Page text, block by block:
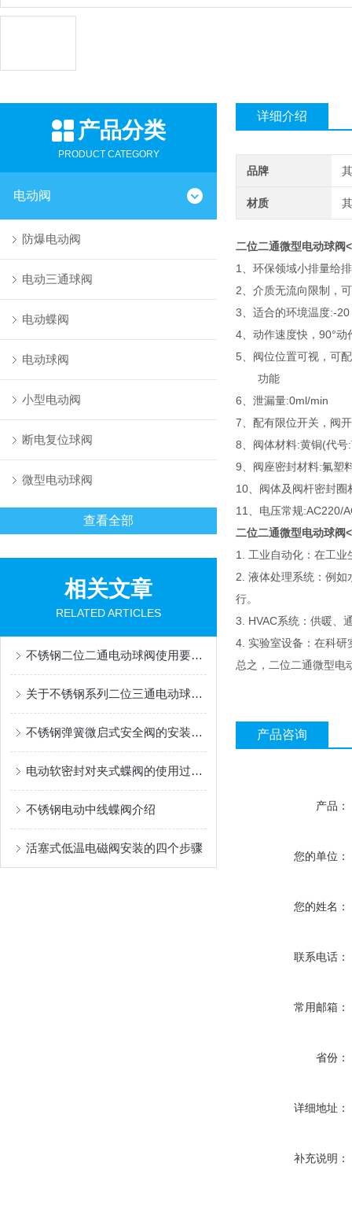
产品分类
PRODUCT CATEGORY
电动阀
防爆电动阀
电动三通球阀
电动蝶阀
电动球阀
小型电动阀
断电复位球阀
微型电动球阀
查看全部
相关文章
RELATED ARTICLES
不锈钢二位二通电动球阀使用要点介绍
关于不锈钢系列二位三通电动球阀使用要点分享
不锈钢弹簧微启式安全阀的安装应符合下列要求
电动软密封对夹式蝶阀的使用过程你知道吗？
不锈钢电动中线蝶阀介绍
活塞式低温电磁阀安装的四个步骤
详细介绍
品牌
材质
二位二通微型电动球阀
1、环保领域小排量给
2、介质无流向限制，
3、适合的环境温度:-
4、动作速度快，90°动
5、阀位位置可视，可
功能
6、泄漏量:0ml/min
7、配有限位开关，阀
8、阀体材料:黄铜(代
9、阀座密封材料:氟塑
10、阀体及阀杆密封
11、电压常规:AC220/
二位二通微型电动球阀
1. 工业自动化：在工
2. 液体处理系统：例
行。
3. HVAC系统：供暖、
4. 实验室设备：在科研
总之，二位二通微型电
产品咨询
产品：
您的单位：
您的姓名：
联系电话：
常用邮箱：
省份：
详细地址：
补充说明：